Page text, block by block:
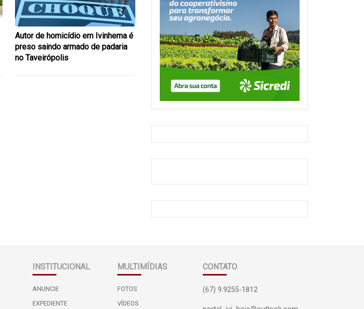
Autor de homicídio em Ivinhema é
preso saindo armado de padaria
no Taveirópolis
INSTITUCIONAL
ANUNCIE
EXPEDIENTE
MULTIMÍDIAS
FOTOS
VÍDEOS
CONTATO
(67) 9.9255-1812